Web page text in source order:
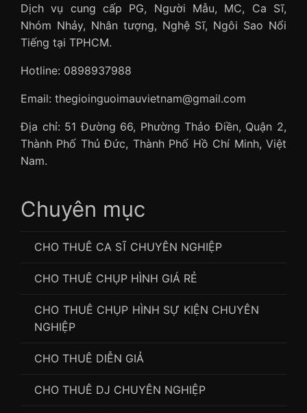
Dịch vụ cung cấp PG, Người Mẫu, MC, Ca Sĩ,
Nhóm Nhảy, Nhân tượng, Nghệ Sĩ, Ngôi Sao Nổi
Tiếng tại TPHCM.
Hotline: 0898937988
Email: thegioinguoimauvietnam@gmail.com
Địa chỉ: 51 Đường 66, Phường Thảo Điền, Quận 2,
Thành Phố Thủ Đức, Thành Phố Hồ Chí Minh, Việt
Nam.
Chuyên mục
CHO THUÊ CA SĨ CHUYÊN NGHIỆP
CHO THUÊ CHỤP HÌNH GIÁ RẺ
CHO THUÊ CHỤP HÌNH SỰ KIỆN CHUYÊN
NGHIỆP
CHO THUÊ DIỄN GIẢ
CHO THUÊ DJ CHUYÊN NGHIỆP